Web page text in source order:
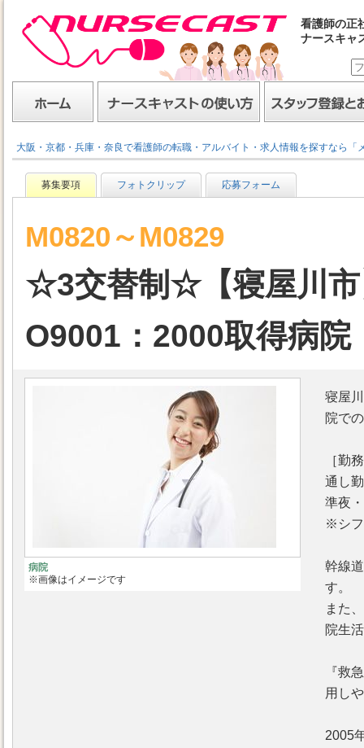
看護師の正
ナースキャ
大阪・京都・兵庫・奈良で看護師の転職・アルバイト・求人情報を探すなら「
募集要項 フォトクリップ 応募フォーム
M0820～M0829
☆3交替制☆【寝屋川市
O9001：2000取得病院
病院
※画像はイメージです
寝屋
院で
［勤
通し
準夜
※シ
幹線
す。
また
院生
『救
用し
2005